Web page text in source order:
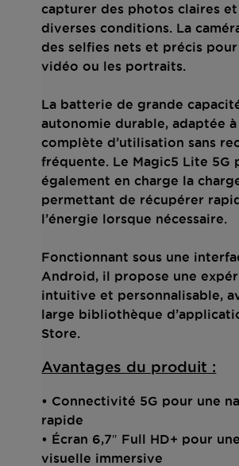
capturer des photos claires
diverses conditions. La
des selfies nets et précis
vidéo ou les portraits.
La batterie de grande
autonomie durable, adaptée
complète d’utilisation sans
fréquente. Le Magic5 Lite 5G
également en charge la
permettant de récupérer
l’énergie lorsque nécessaire.
Fonctionnant sous une
Android, il propose une
intuitive et personnalisable,
large bibliothèque
Store.
Avantages du produit :
• Connectivité 5G pour une
rapide
• Écran 6,7″ Full HD+ pour
visuelle immersive